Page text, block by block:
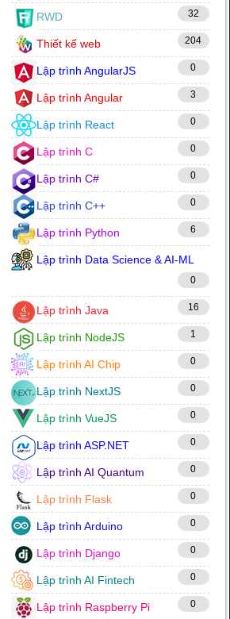
RWD 32
Thiết kế web 204
Lập trình AngularJS 0
Lập trình Angular 3
Lập trình React 0
Lập trình C 0
Lập trình C# 0
Lập trình C++ 0
Lập trình Python 6
Lập trình Data Science & AI-ML
0
Lập trình Java 16
Lập trình NodeJS 1
Lập trình AI Chip 0
Lập trình NextJS 0
Lập trình VueJS 0
Lập trình ASP.NET 0
Lập trình AI Quantum 0
Lập trình Flask 0
Lập trình Arduino 0
Lập trình Django 0
Lập trình AI Fintech 0
Lập trình Raspberry Pi 0